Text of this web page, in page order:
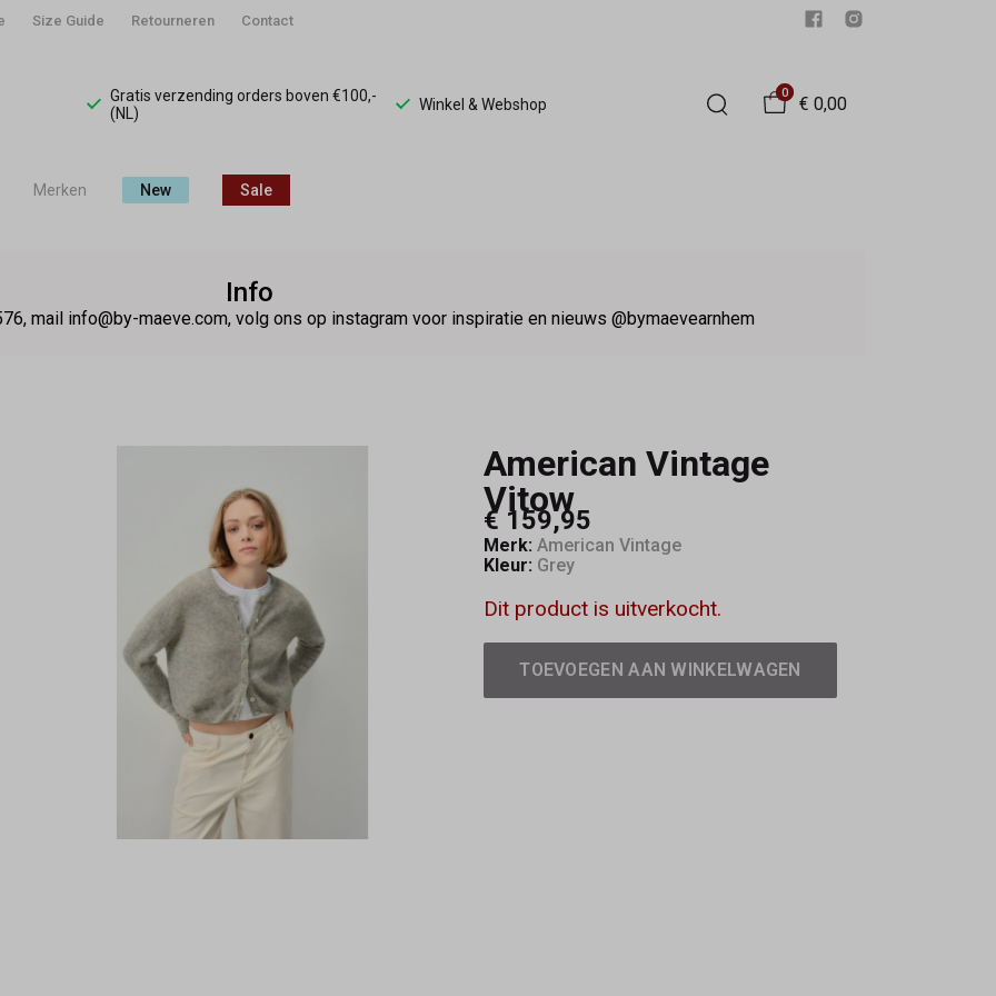
Size Guide Retourneren Contact
Gratis verzending orders boven €100,-
(NL)
Winkel & Webshop
0
€ 0,00
Merken New Sale
Info
mail info@by-maeve.com, volg ons op instagram voor inspiratie en nieuws @bymaevearnhem
American Vintage
Vitow
€ 159,95
Merk: American Vintage
Kleur: Grey
Dit product is uitverkocht.
TOEVOEGEN AAN WINKELWAGEN